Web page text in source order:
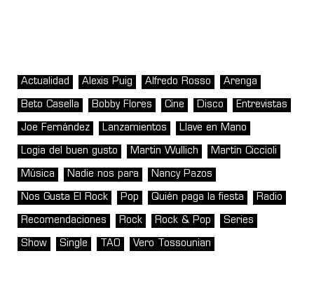
Actualidad Alexis Puig Alfredo Rosso Arenga
Beto Casella Bobby Flores Cine Disco Entrevistas
Joe Fernández Lanzamientos Llave en Mano
Logia del buen gusto Martin Wullich Martín Ciccioli
Música Nadie nos para Nancy Pazos
Nos Gusta El Rock Pop Quién paga la fiesta Radio
Recomendaciones Rock Rock & Pop Series
Show Single TAO Vero Tossounian